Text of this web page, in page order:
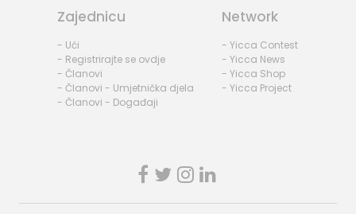
Zajednicu
- Ući
- Registrirajte se ovdje
- Članovi
- Članovi - Umjetnička djela
- Članovi - Događaji
Network
- Yicca Contest
- Yicca News
- Yicca Shop
- Yicca Project